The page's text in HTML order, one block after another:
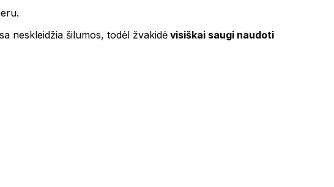
neskleidžia šilumos, todėl žvakidėvisiškai saugi naudoti